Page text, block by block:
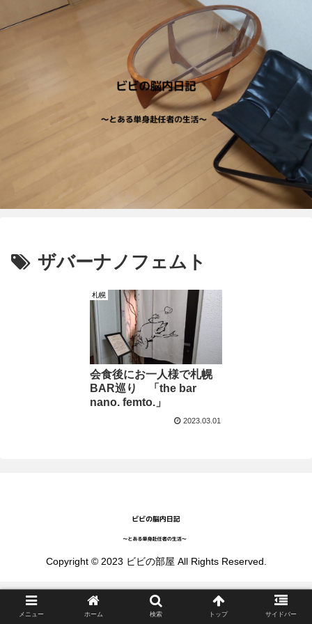
ザバーナノフェムト
札幌
会食後にお一人様で札幌
BAR巡り 「the bar
nano. femto.」
2023.03.01
Copyright © 2023 ビビの部屋 All Rights Reserved.
メニュー ホーム 検索 トップ サイドバー